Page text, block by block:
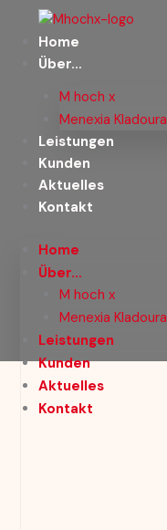
springen
Home
Über…
M hoch x
Menexia Kladoura
Leistungen
Kunden
Aktuelles
Kontakt
Home
Über…
M hoch x
Menexia Kladoura
Leistungen
Kunden
Aktuelles
Kontakt